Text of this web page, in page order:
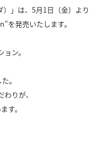
）」は、5月1日（金）より
を発売いたします。
ン。
。
りが、
す。